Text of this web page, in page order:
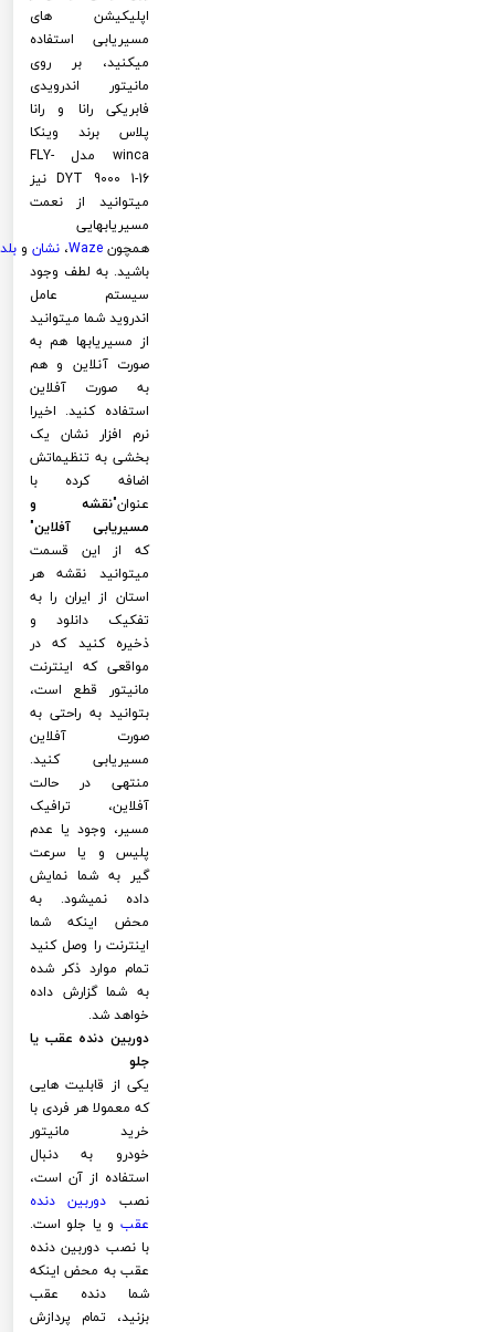
اپلیکیشن های
مسیریابی استفاده
میکنید، بر روی
مانیتور اندرویدی
فابریکی رانا و رانا
پلاس برند وینکا
winca مدل FLY-
DYT 9000 1-16 نیز
میتوانید از نعمت
مسیریابهایی
همچونWaze، نشان و بلد
باشید. به لطف وجود
سیستم عامل
اندروید شما میتوانید
از مسیریابها هم به
صورت آنلاین و هم
به صورت آفلاین
استفاده کنید. اخیرا
نرم افزار نشان یک
بخشی به تنظیماتش
اضافه کرده با
عنوان"نقشه و
مسیریابی آفلاین"
که از این قسمت
میتوانید نقشه هر
استان از ایران را به
تفکیک دانلود و
ذخیره کنید که در
مواقعی که اینترنت
مانیتور قطع است،
بتوانید به راحتی به
صورت آفلاین
مسیریابی کنید.
منتهی در حالت
آفلاین، ترافیک
مسیر، وجود یا عدم
پلیس و یا سرعت
گیر به شما نمایش
داده نمیشود. به
محض اینکه شما
اینترنت را وصل کنید
تمام موارد ذکر شده
به شما گزارش داده
خواهد شد.
دوربین دنده عقب یا
جلو
یکی از قابلیت هایی
که معمولا هر فردی با
خرید مانیتور
خودرو به دنبال
استفاده از آن است،
نصب دوربین دنده
عقب و یا جلو است.
با نصب دوربین دنده
عقب به محض اینکه
شما دنده عقب
بزنید، تمام پردازش